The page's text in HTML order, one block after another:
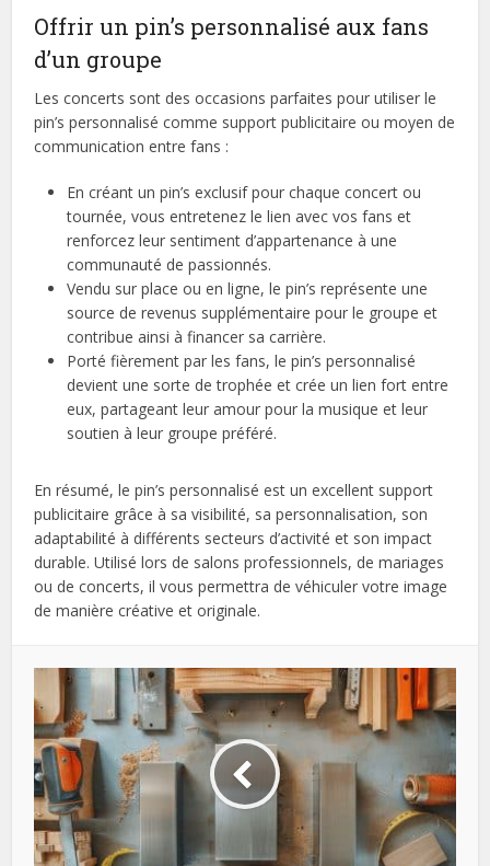
Offrir un pin’s personnalisé aux fans
d’un groupe
Les concerts sont des occasions parfaites pour utiliser le
pin’s personnalisé comme support publicitaire ou moyen de
communication entre fans :
En créant un pin’s exclusif pour chaque concert ou
tournée, vous entretenez le lien avec vos fans et
renforcez leur sentiment d’appartenance à une
communauté de passionnés.
Vendu sur place ou en ligne, le pin’s représente une
source de revenus supplémentaire pour le groupe et
contribue ainsi à financer sa carrière.
Porté fièrement par les fans, le pin’s personnalisé
devient une sorte de trophée et crée un lien fort entre
eux, partageant leur amour pour la musique et leur
soutien à leur groupe préféré.
En résumé, le pin’s personnalisé est un excellent support
publicitaire grâce à sa visibilité, sa personnalisation, son
adaptabilité à différents secteurs d’activité et son impact
durable. Utilisé lors de salons professionnels, de mariages
ou de concerts, il vous permettra de véhiculer votre image
de manière créative et originale.